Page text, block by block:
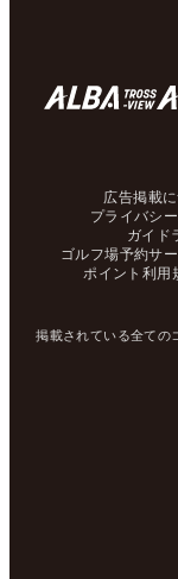
広告掲載
プライバシ
ガイド
ゴルフ場予約サ
ポイント利用
掲載されている全ての